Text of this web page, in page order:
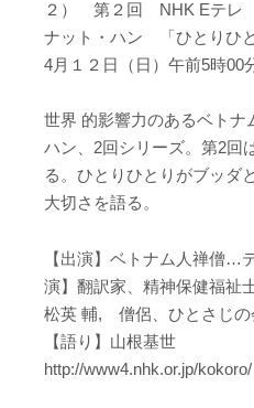
２） 第２回 NHK Eテレ
ナット・ハン 「ひとりひ
4月１２日（日）午前5時00
世界 的影響力のあるベトナ
ハン、2回シリーズ。第2回
る。ひとりひとりがブッダ
大切さを語る。
【出演】ベトナム人禅僧…
演】翻訳家、精神保健福
松英 輔, 僧侶、ひとさじ
【語り】山根基世
http://www4.nhk.or.jp/kokoro/